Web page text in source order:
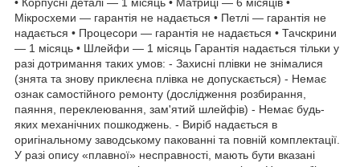
• Корпусні деталі — 1 місяць • Матриці — 6 місяців •
Мікросхеми — гарантія не надається • Петлі — гарантія не
надається • Процесори — гарантія не надається • Тачскрини
— 1 місяць • Шлейфи — 1 місяць Гарантія надається тільки у
разі дотримання таких умов: - Захисні плівки не знімалися
(знята та знову приклеєна плівка не допускається) - Немає
ознак самостійного ремонту (дослідження розбирання,
паяння, переклеювання, зам'ятий шлейфів) - Немає будь-
яких механічних пошкоджень. - Виріб надається в
оригінальному заводському пакованні та повній комплектації.
У разі опису «плавної» несправності, мають бути вказані